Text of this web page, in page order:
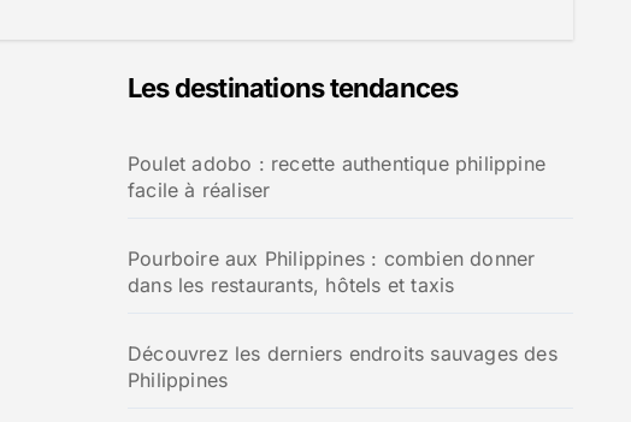
Les destinations tendances
Poulet adobo : recette authentique philippine
facile à réaliser
Pourboire aux Philippines : combien donner
dans les restaurants, hôtels et taxis
Découvrez les derniers endroits sauvages des
Philippines